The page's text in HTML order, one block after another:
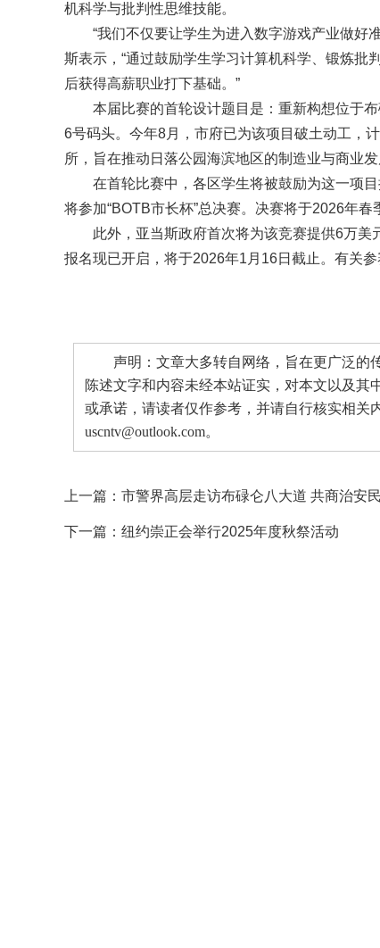
机科学与批判性思维技能。
“我们不仅要让学生为进入数字游戏产业做
斯表示，“通过鼓励学生学习计算机科学、锻炼批
后获得高薪职业打下基础。”
本届比赛的首轮设计题目是：重新构想位于
6号码头。今年8月，市府已为该项目破土动工，
所，旨在推动日落公园海滨地区的制造业与商业发
在首轮比赛中，各区学生将被鼓励为这一项
将参加“BOTB市长杯”总决赛。决赛将于2026年
此外，亚当斯政府首次将为该竞赛提供6万
报名现已开启，将于2026年1月16日截止。有关
声明：文章大多转自网络，旨在更广泛的传
陈述文字和内容未经本站证实，对本文以及
或承诺，请读者仅作参考，并请自行核实相关
uscntv@outlook.com。
上一篇： 市警界高层走访布碌仑八大道 共商治安
下一篇： 纽约崇正会举行2025年度秋祭活动